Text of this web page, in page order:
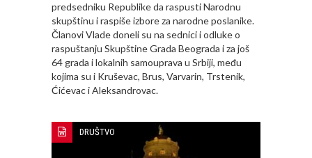
predsedniku Republike da raspusti Narodnu
skupštinu i raspiše izbore za narodne poslanike.
Članovi Vlade doneli su na sednici i odluke o
raspuštanju Skupštine Grada Beograda i za još
64 grada i lokalnih samouprava u Srbiji, među
kojima su i Kruševac, Brus, Varvarin, Trstenik,
Ćićevac i Aleksandrovac.
DRUŠTVO